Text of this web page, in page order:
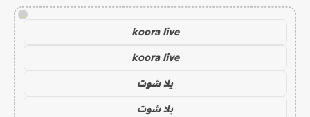
!
koora live
koora live
يلا شوت
يلا شوت